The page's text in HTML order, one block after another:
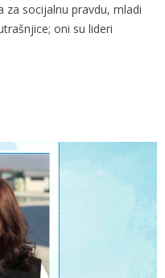
socijalnu pravdu, mladi
oni su lideri